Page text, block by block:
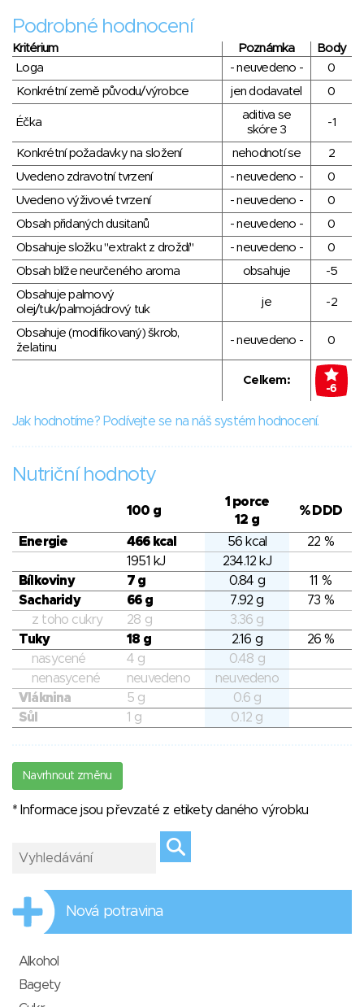
Podrobné hodnocení
Kritérium Poznámka
Body
Loga
- neuvedeno -
0
Konkrétní země původu/výrobce
jen dodavatel 0
Éčka
aditiva se
skóre 3
-1
Konkrétní požadavky na složení nehodnotí se
2
Uvedeno zdravotní tvrzení
- neuvedeno -
0
Uvedeno výživové tvrzení
- neuvedeno -
0
Obsah přidaných dusitanů
- neuvedeno -
0
Obsahuje složku "extrakt z droždí"
- neuvedeno -
0
Obsah blíže neurčeného aroma
obsahuje
-5
Obsahuje palmový
olej/tuk/palmojádrový tuk
je -2
Obsahuje (modifikovaný) škrob,
želatinu
- neuvedeno - 0
Celkem:
-6
Jak hodnotíme? Podívejte se na náš systém hodnocení.
Nutriční hodnoty
100 g
1 porce
12 g
% DDD
Energie 466 kcal 56 kcal
22 %
1951 kJ
234.12 kJ
Bílkoviny
7 g 0.84 g
11 %
Sacharidy
66 g 7.92 g
73 %
z toho cukry
28 g
3.36 g
Tuky
18 g 2.16 g
26 %
nasycené
4 g
0.48 g
nenasycené
neuvedeno
neuvedeno
Vláknina
5 g
0.6 g
Sůl
1 g 0.12 g
Navrhnout změnu
* Informace jsou převzaté z etikety daného výrobku
Nová potravina
Alkohol
Bagety